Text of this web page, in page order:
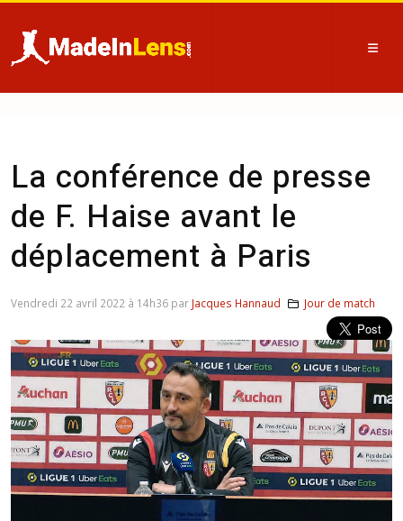
La conférence de presse
de F. Haise avant le
déplacement à Paris
Vendredi 22 avril 2022 à 14h36 par Jacques Hannaud Jour de match